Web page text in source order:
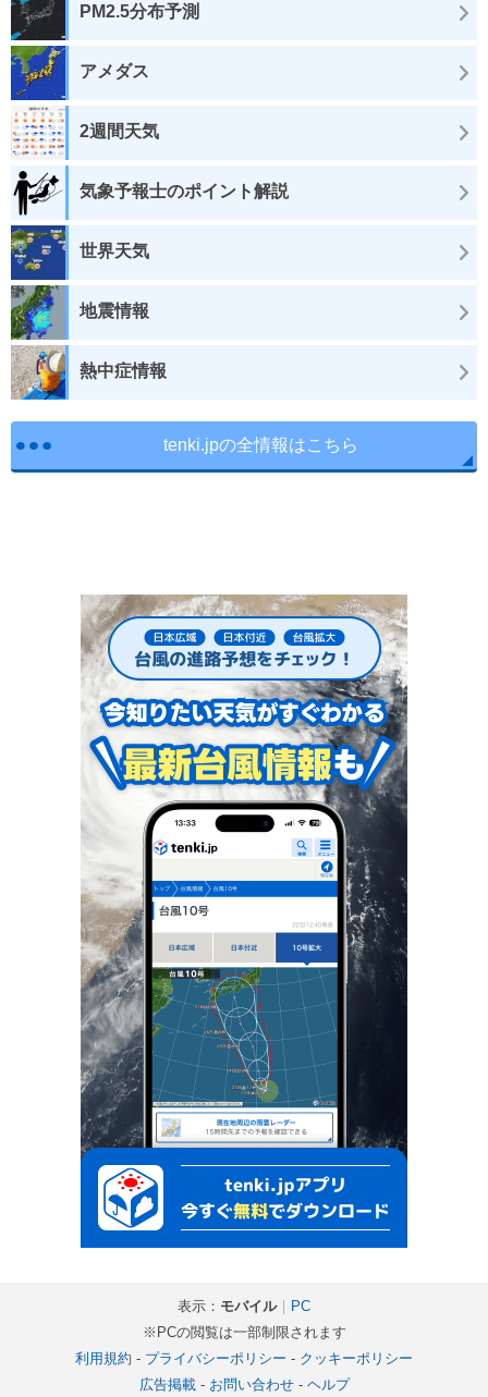
PM2.5分布予測
アメダス
2週間天気
気象予報士のポイント解説
世界天気
地震情報
熱中症情報
tenki.jpの全情報はこちら
表示： モバイル｜ PC
※PCの閲覧は一部制限されます
利用規約 - プライバシーポリシー - クッキーポリシー
広告掲載- お問い合わせ- ヘルプ